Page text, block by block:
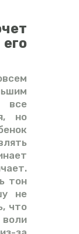
все
но
тон
не
что